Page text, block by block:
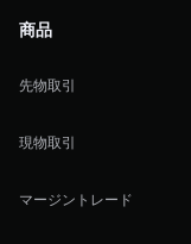
商品
先物取引
現物取引
マージントレード